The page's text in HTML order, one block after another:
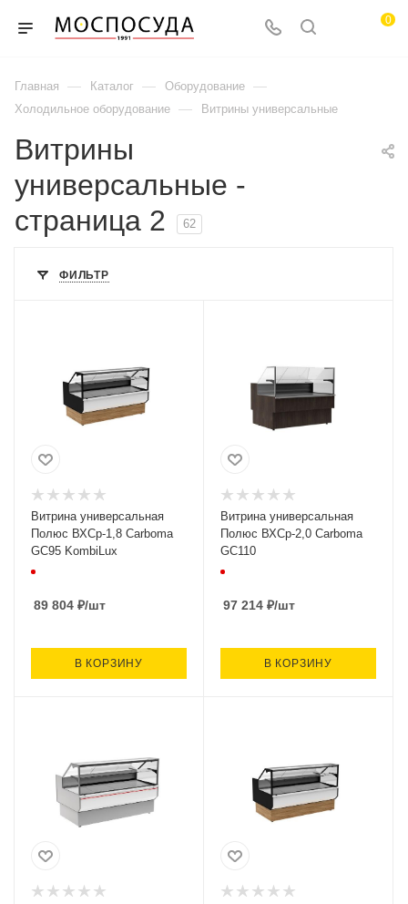
0
Главная — Каталог — Оборудование —
Холодильное оборудование — Витрины универсальные
Витрины
универсальные -
страница 2
62
ФИЛЬТР
Витрина универсальная
Полюс ВХСр-1,8 Carboma
GC95 KombiLux
89 804 ₽/шт
В КОРЗИНУ
Витрина универсальная
Полюс ВХСр-2,0 Carboma
GC110
97 214 ₽/шт
В КОРЗИНУ